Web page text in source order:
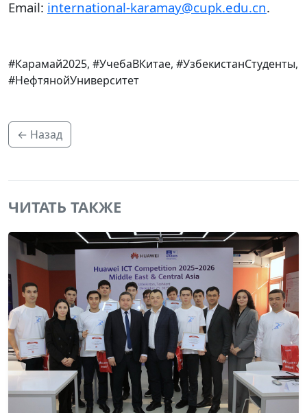
Email: international-karamay@cupk.edu.cn.
#Карамай2025, #УчебаВКитае, #УзбекистанСтуденты,
#НефтянойУниверситет
← Назад
ЧИТАТЬ ТАКЖЕ